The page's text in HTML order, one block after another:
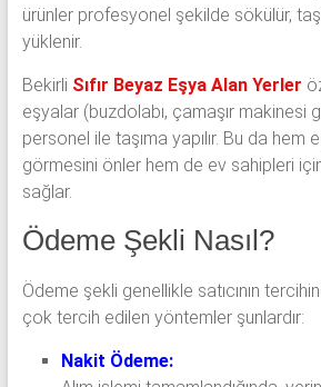
ürünler profesyonel şekilde sökülür,
yüklenir.
Bekirli Sıfır Beyaz Eşya Alan Yerler
eşyalar (buzdolabı, çamaşır makinesi
personel ile taşıma yapılır. Bu da hem
görmesini önler hem de ev sahipleri
sağlar.
Ödeme Şekli Nasıl?
Ödeme şekli genellikle satıcının
çok tercih edilen yöntemler şunlardır:
Nakit Ödeme: